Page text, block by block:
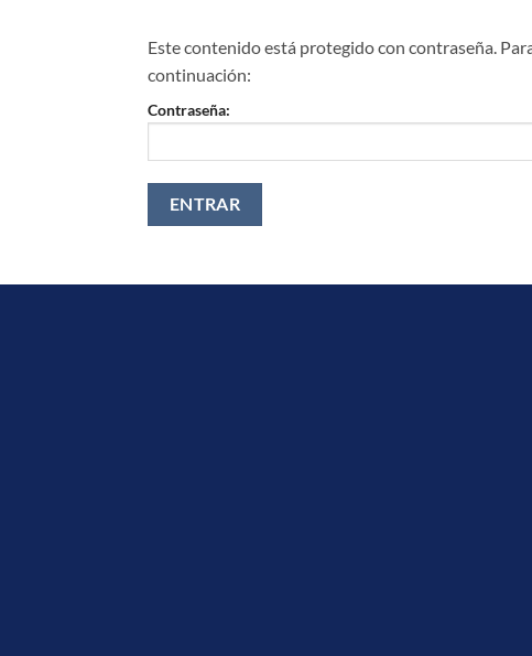
Este contenido está protegido con contraseña.
continuación:
Contraseña: